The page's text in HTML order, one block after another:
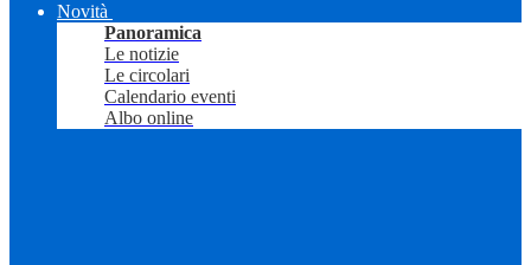
Novità
Panoramica
Le notizie
Le circolari
Calendario eventi
Albo online